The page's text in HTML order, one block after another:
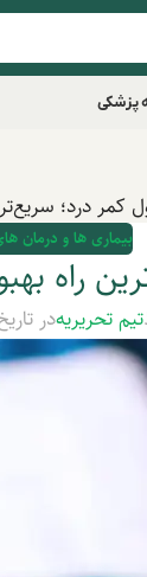
پزشکی
کمر درد؛
بیماری ها و درمان
راه
تیم تحریریهدر تاریخ 2023-